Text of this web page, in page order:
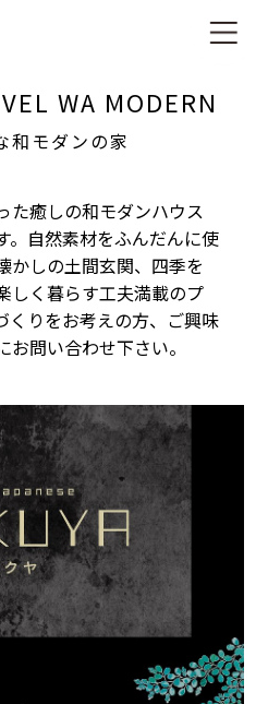
の家
WA MODERN
モダンの家
た癒しの和モダンハウス
。自然素材をふんだんに使
かしの土間玄関、四季を
しく暮らす工夫満載のプ
くりをお考えの方、ご興味
問い合わせ下さい。